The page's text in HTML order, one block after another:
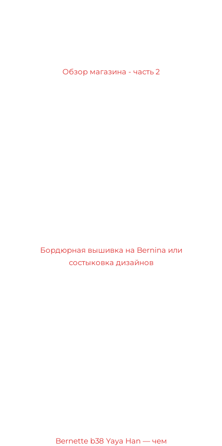
Обзор магазина - часть 2
Бордюрная вышивка на Bernina или
состыковка дизайнов
Bernette b38 Yaya Han — чем